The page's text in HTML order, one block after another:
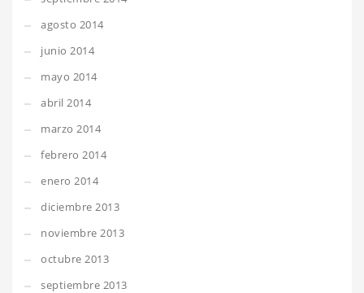
agosto 2014
junio 2014
mayo 2014
abril 2014
marzo 2014
febrero 2014
enero 2014
diciembre 2013
noviembre 2013
octubre 2013
septiembre 2013